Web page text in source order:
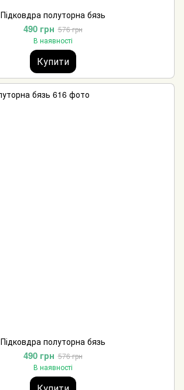
Підковдра полуторна бязь
490 грн 576 грн
В наявності
Купити
Підковдра полуторна бязь
490 грн 576 грн
В наявності